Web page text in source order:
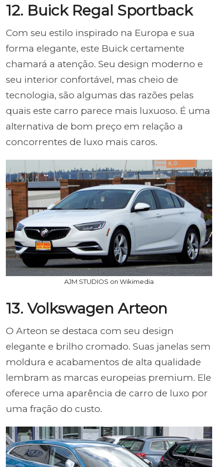
12. Buick Regal Sportback
Com seu estilo inspirado na Europa e sua
forma elegante, este Buick certamente
chamará a atenção. Seu design moderno e
seu interior confortável, mas cheio de
tecnologia, são algumas das razões pelas
quais este carro parece mais luxuoso. É uma
alternativa de bom preço em relação a
concorrentes de luxo mais caros.
AJM STUDIOS on Wikimedia
13. Volkswagen Arteon
O Arteon se destaca com seu design
elegante e brilho cromado. Suas janelas sem
moldura e acabamentos de alta qualidade
lembram as marcas europeias premium. Ele
oferece uma aparência de carro de luxo por
uma fração do custo.